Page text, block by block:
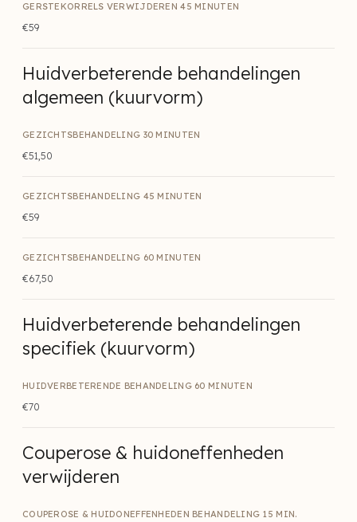
GERSTEKORRELS VERWIJDEREN 45 MINUTEN
€59
Huidverbeterende behandelingen
algemeen (kuurvorm)
GEZICHTSBEHANDELING 30 MINUTEN
€51,50
GEZICHTSBEHANDELING 45 MINUTEN
€59
GEZICHTSBEHANDELING 60 MINUTEN
€67,50
Huidverbeterende behandelingen
specifiek (kuurvorm)
HUIDVERBETERENDE BEHANDELING 60 MINUTEN
€70
Couperose & huidoneffenheden
verwijderen
COUPEROSE & HUIDONEFFENHEDEN BEHANDELING 15 MIN.